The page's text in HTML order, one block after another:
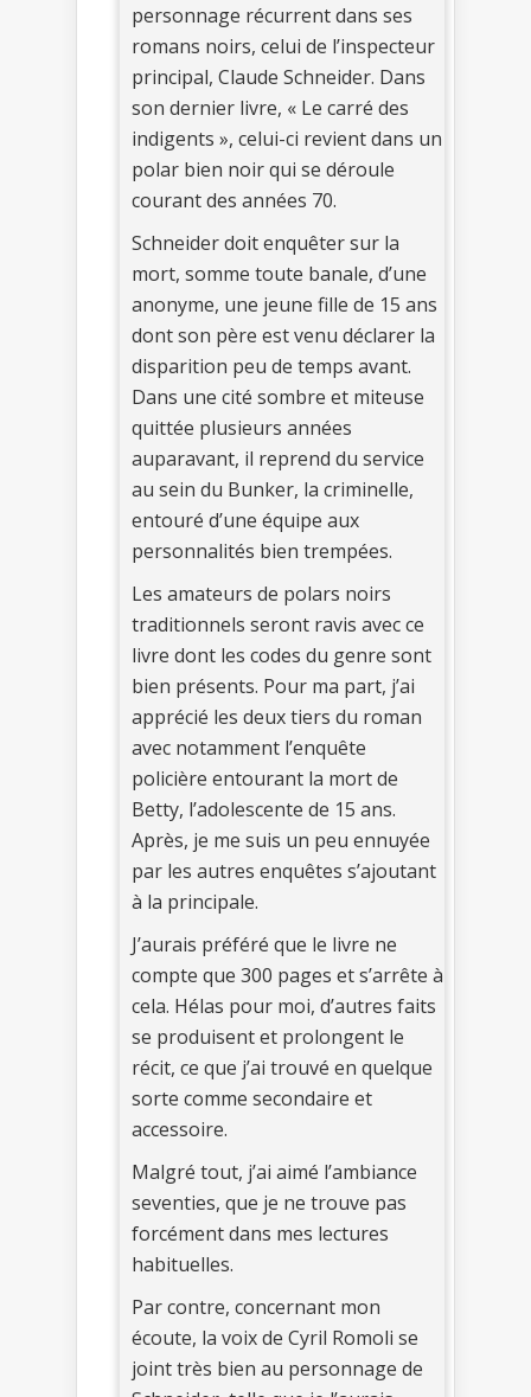
personnage récurrent dans ses
romans noirs, celui de l’inspecteur
principal, Claude Schneider. Dans
son dernier livre, « Le carré des
indigents », celui-ci revient dans un
polar bien noir qui se déroule
courant des années 70.
Schneider doit enquêter sur la
mort, somme toute banale, d’une
anonyme, une jeune fille de 15 ans
dont son père est venu déclarer la
disparition peu de temps avant.
Dans une cité sombre et miteuse
quittée plusieurs années
auparavant, il reprend du service
au sein du Bunker, la criminelle,
entouré d’une équipe aux
personnalités bien trempées.
Les amateurs de polars noirs
traditionnels seront ravis avec ce
livre dont les codes du genre sont
bien présents. Pour ma part, j’ai
apprécié les deux tiers du roman
avec notamment l’enquête
policière entourant la mort de
Betty, l’adolescente de 15 ans.
Après, je me suis un peu ennuyée
par les autres enquêtes s’ajoutant
à la principale.
J’aurais préféré que le livre ne
compte que 300 pages et s’arrête à
cela. Hélas pour moi, d’autres faits
se produisent et prolongent le
récit, ce que j’ai trouvé en quelque
sorte comme secondaire et
accessoire.
Malgré tout, j’ai aimé l’ambiance
seventies, que je ne trouve pas
forcément dans mes lectures
habituelles.
Par contre, concernant mon
écoute, la voix de Cyril Romoli se
joint très bien au personnage de